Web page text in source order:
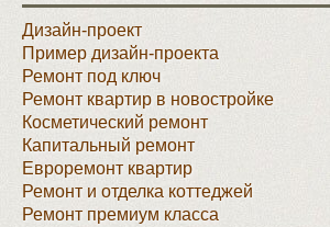
Дизайн-проект
Пример дизайн-проекта
Ремонт под ключ
Ремонт квартир в новостройке
Косметический ремонт
Капитальный ремонт
Евроремонт квартир
Ремонт и отделка коттеджей
Ремонт премиум класса